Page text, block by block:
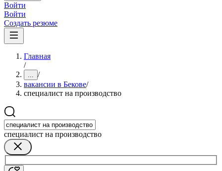
Войти
Войти
Создать резюме
Главная
/
... /
вакансии в Бекове/
специалист на производство
специалист на производство